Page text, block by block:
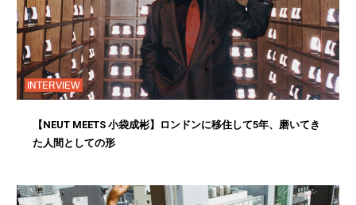
INTERVIEW
【NEUT MEETS 小袋成彬】ロンドンに移住して5年、磨いてき
た人間としての形